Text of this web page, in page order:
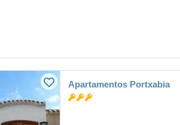
Apartamentos Portxabia